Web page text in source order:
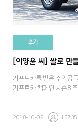
후기
[이양윤 씨] 쌀로 만
기프트카를 받은 주인공
기프트카 캠페인 시즌8
2018-10-08